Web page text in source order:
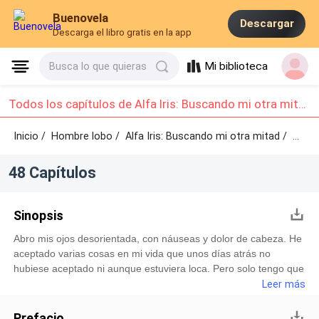
Buenovela
Descarga el libro gratis en la app
Descargar
Busca lo que quieras Mi biblioteca
Todos los capítulos de Alfa Iris: Buscando mi otra mitad : Capítulo 1 - Capítulo 10
Inicio / Hombre lobo/Alfa Iris: Buscando mi otra mitad /
48 Capítulos
Sinopsis
Abro mis ojos desorientada, con náuseas y dolor de cabeza. He
aceptado varias cosas en mi vida que unos días atrás no
hubiese aceptado ni aunque estuviera loca. Pero solo tengo que
cumplir lo que me han encomendado y volveré a casa para
normal. Me levanto sin equilibrio, haciendo que me sienta rara.
Leer más